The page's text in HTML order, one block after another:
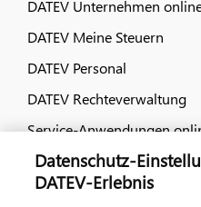
DATEV Unternehmen
DATEV Meine Steuern
DATEV Personal
DATEV Rechteverwaltung
Service-Anwendungen
Dialog & Medien
Datenschutz-
DATEV-Erlebnis